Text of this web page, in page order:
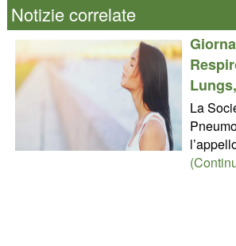
Notizie correlate
La